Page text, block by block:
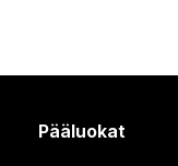
Pääluokat